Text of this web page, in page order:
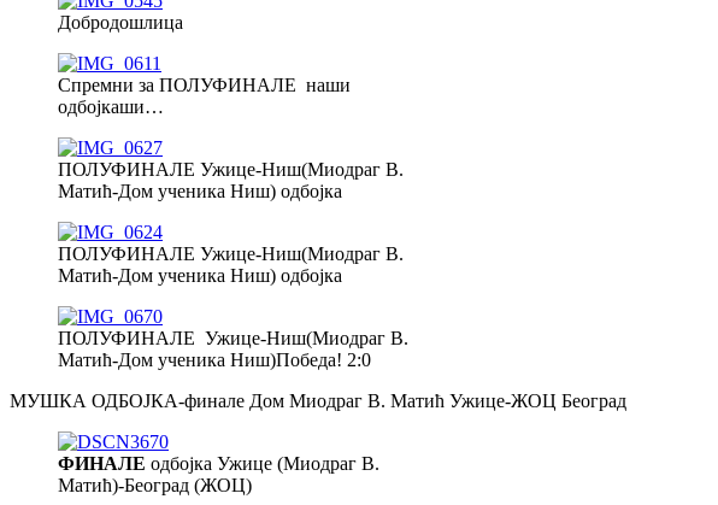
Добродошлица
Спремни за ПОЛУФИНАЛЕ наши
одбојкаши…
ПОЛУФИНАЛЕ Ужице-Ниш(Миодраг В.
Матић-Дом ученика Ниш) одбојка
ПОЛУФИНАЛЕ Ужице-Ниш(Миодраг В.
Матић-Дом ученика Ниш) одбојка
ПОЛУФИНАЛЕ Ужице-Ниш(Миодраг В.
Матић-Дом ученика Ниш)Победа! 2:0
МУШКА ОДБОЈКА-финале Дом Миодраг В. Матић Ужице-ЖОЦ Београд
ФИНАЛЕ одбојка Ужице (Миодраг В.
Матић)-Београд (ЖОЦ)